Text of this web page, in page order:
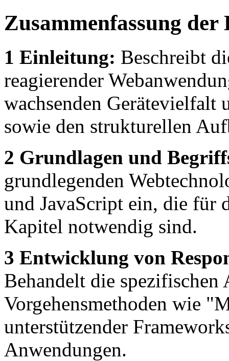
Zusammenfassung der
1 Einleitung: Beschreibt
reagierender
wachsenden Gerätevielfalt
sowie den strukturellen
2 Grundlagen und
grundlegenden
und JavaScript ein, die für
Kapitel notwendig sind.
3 Entwicklung von
Behandelt die spezifischen
Vorgehensmethoden wie
unterstützender
Anwendungen.